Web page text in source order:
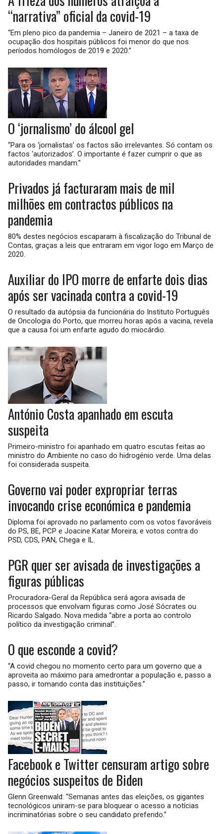
“narrativa” oficial da covid-19
“Em pleno pico da pandemia – Janeiro de 2021 – a taxa de
ocupação dos hospitais públicos foi menor do que nos
períodos homólogos de 2019 e 2020.”
O ‘jornalismo’ do álcool gel
“Para os ‘jornalistas’ os factos são irrelevantes. Só contam os
factos ‘autorizados’. O importante é fazer cumprir o que as
autoridades mandam.”
Privados já facturaram mais de mil
milhões em contractos públicos na
pandemia
80% destes negócios escaparam à fiscalização do Tribunal de
Contas, graças a leis que entraram em vigor logo em Março de
2020.
Auxiliar do IPO morre de enfarte dois dias
após ser vacinada contra a covid-19
O resultado da autópsia da funcionária do Instituto Português
de Oncologia do Porto, que morreu horas após a vacina, revela
que a causa foi um enfarte agudo do miocárdio.
António Costa apanhado em escuta
suspeita
Primeiro-ministro foi apanhado em quatro escutas feitas ao
ministro do Ambiente no caso do hidrogénio verde. Uma delas
foi considerada suspeita.
Governo vai poder expropriar terras
invocando crise económica e pandemia
Diploma foi aprovado no parlamento com os votos favoráveis
do PS, BE, PCP e Joacine Katar Moreira; e votos contra do
PSD, CDS, PAN, Chega e IL.
PGR quer ser avisada de investigações a
figuras públicas
Procuradora-Geral da República será agora avisada de
processos que envolvam figuras como José Sócrates ou
Ricardo Salgado. Nova medida “abre a porta ao controlo
político da investigação criminal”.
O que esconde a covid?
“A covid chegou no momento certo para um governo que a
aproveita ao máximo para amedrontar a população e, passo a
passo, ir tomando conta das instituições.”
Facebook e Twitter censuram artigo sobre
negócios suspeitos de Biden
Glenn Greenwald: “Semanas antes das eleições, os gigantes
tecnológicos uniram-se para bloquear o acesso a notícias
incriminatórias sobre o seu candidato preferido.”